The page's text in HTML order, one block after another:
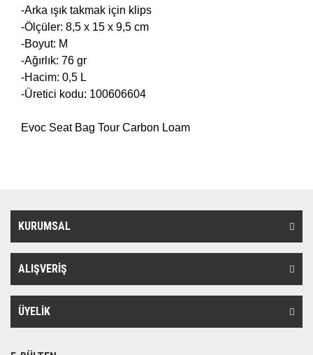
-Arka ışık takmak için klips
-Ölçüler: 8,5 x 15 x 9,5 cm
-Boyut: M
-Ağırlık: 76 gr
-Hacim: 0,5 L
-Üretici kodu: 100606604
Evoc Seat Bag Tour Carbon Loam
KURUMSAL
ALIŞVERİŞ
ÜYELİK